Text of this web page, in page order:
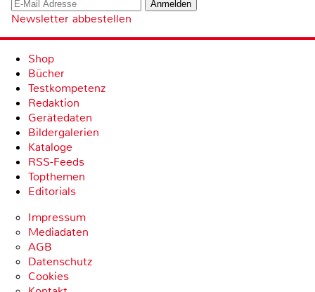
Newsletter abbestellen
Shop
Bücher
Testkompetenz
Redaktion
Gerätedaten
Bildergalerien
Kataloge
RSS-Feeds
Topthemen
Editorials
Impressum
Mediadaten
AGB
Datenschutz
Cookies